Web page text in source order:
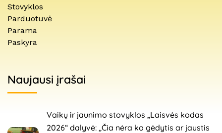
Stovyklos
Parduotuvė
Parama
Paskyra
Naujausi įrašai
Vaikų ir jaunimo stovyklos „Laisvės kodas
2026“ dalyvė: „Čia nėra ko gėdytis ar jaustis